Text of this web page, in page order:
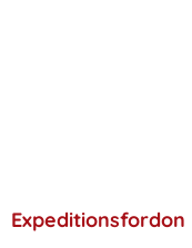
Expeditionsfordon